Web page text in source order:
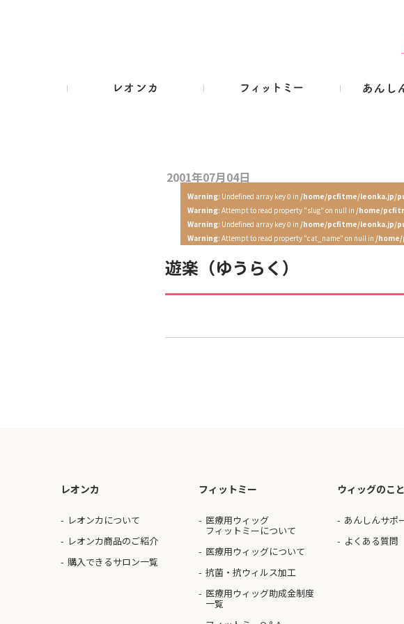
2001年07月04日
Warning: Undefined array key 0 in /home/pcfitme/leonka.jp/
Warning: Attempt to read property "slug" on null in /home/
Warning: Undefined array key 0 in /home/pcfitme/leonka.jp/
Warning: Attempt to read property "cat_name" on null in /
遊楽（ゆうらく）
レオンカ
レオンカについて
レオンカ商品のご紹介
購入できるサロン一覧
フィットミー
医療用ウィッグ
フィットミーについて
医療用ウィッグについて
抗菌・抗ウィルス加工
医療用ウィッグ助成金制度
一覧
ウィッグのこと
あんしんサポ
よくある質問